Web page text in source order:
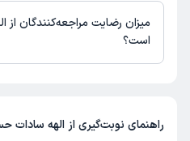
میزان رضایت مراجعه‌کنندگان
است؟
راهنمای نوبت‌گیری از الهه سادات